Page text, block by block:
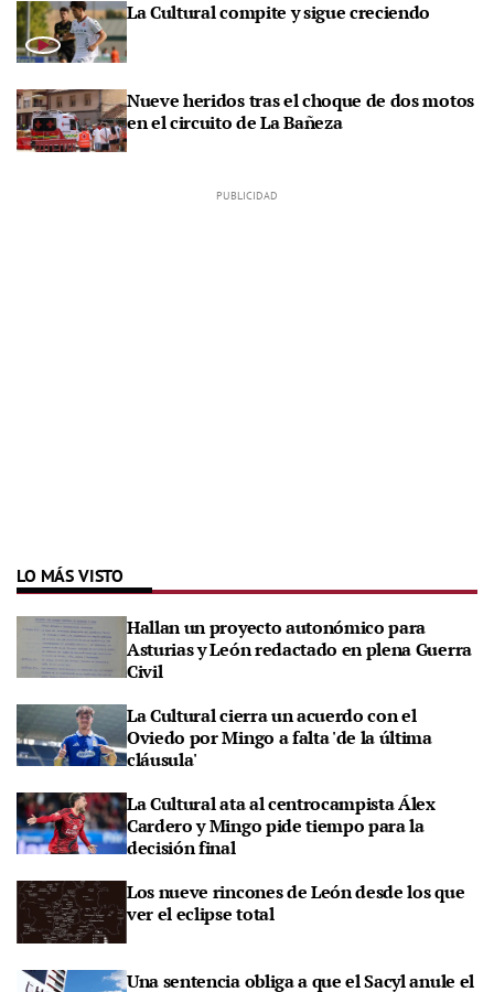
La Cultural compite y sigue creciendo
Nueve heridos tras el choque de dos motos
en el circuito de La Bañeza
LO MÁS VISTO
Hallan un proyecto autonómico para
Asturias y León redactado en plena Guerra
Civil
La Cultural cierra un acuerdo con el
Oviedo por Mingo a falta 'de la última
cláusula'
La Cultural ata al centrocampista Álex
Cardero y Mingo pide tiempo para la
decisión final
Los nueve rincones de León desde los que
ver el eclipse total
Una sentencia obliga a que el Sacyl anule el